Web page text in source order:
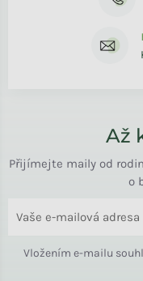
Až
Přijímejte maily od
o
Vložením e-mailu